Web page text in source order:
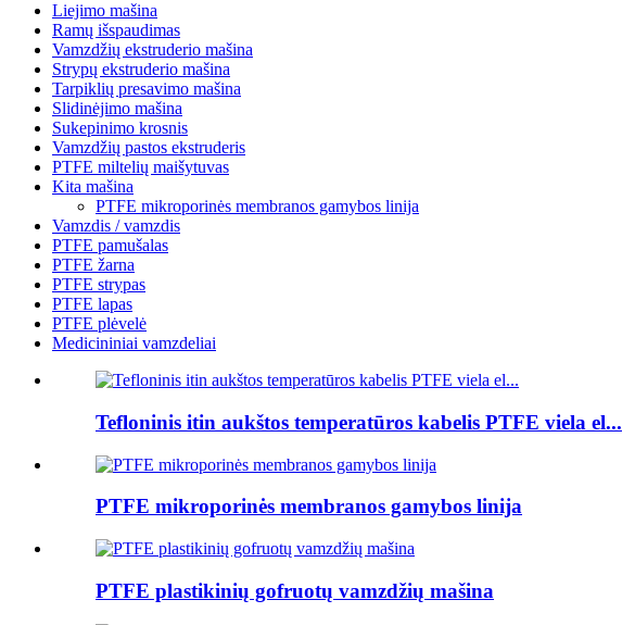
Liejimo mašina
Ramų išspaudimas
Vamzdžių ekstruderio mašina
Strypų ekstruderio mašina
Tarpiklių presavimo mašina
Slidinėjimo mašina
Sukepinimo krosnis
Vamzdžių pastos ekstruderis
PTFE miltelių maišytuvas
Kita mašina
PTFE mikroporinės membranos gamybos linija
Vamzdis / vamzdis
PTFE pamušalas
PTFE žarna
PTFE strypas
PTFE lapas
PTFE plėvelė
Medicininiai vamzdeliai
Tefloninis itin aukštos temperatūros kabelis PTFE viela el...
PTFE mikroporinės membranos gamybos linija
PTFE plastikinių gofruotų vamzdžių mašina